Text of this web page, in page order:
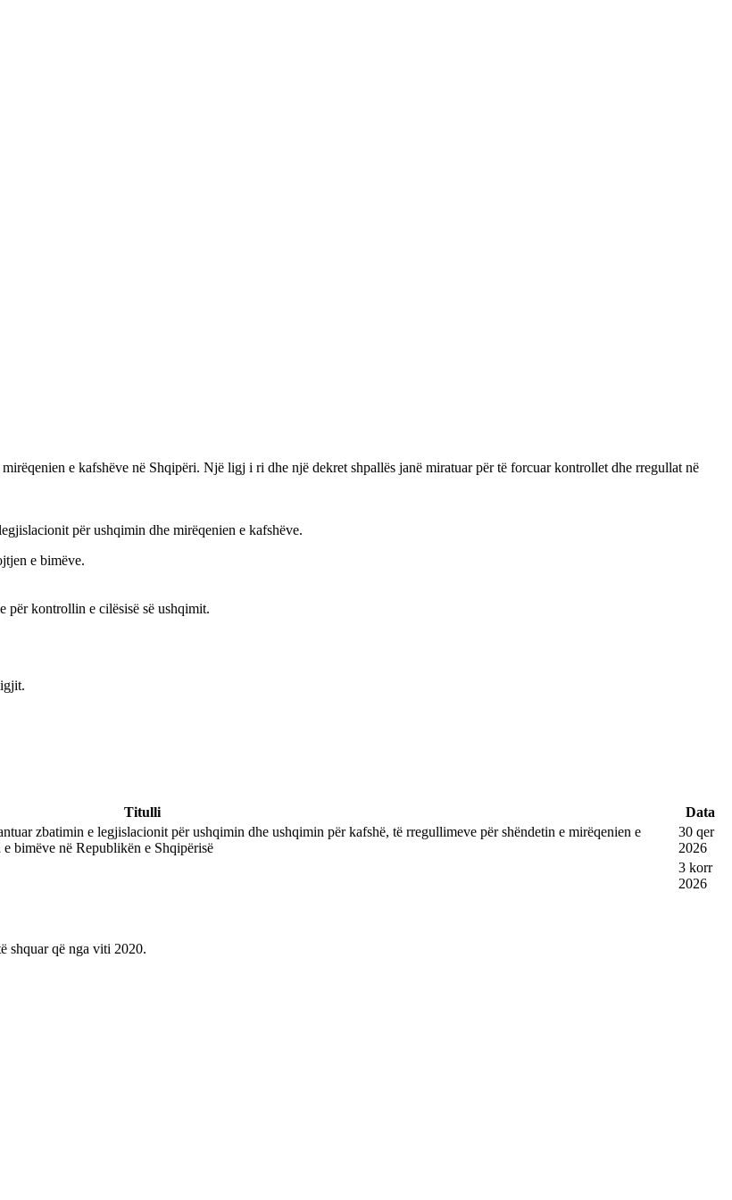
e kafshëve në Shqipëri. Një ligj i ri dhe një dekret shpallës janë miratuar për të forcuar kontrollet dhe rregullat në
për ushqimin dhe mirëqenien e kafshëve.
e bimëve.
për kontrollin e cilësisë së ushqimit.
Titulli
Data
zbatimin e legjislacionit për ushqimin dhe ushqimin për kafshë, të rregullimeve për shëndetin e mirëqenien e
bimëve në Republikën e Shqipërisë
30 qer
2026
3 korr
2026
shquar që nga viti 2020.